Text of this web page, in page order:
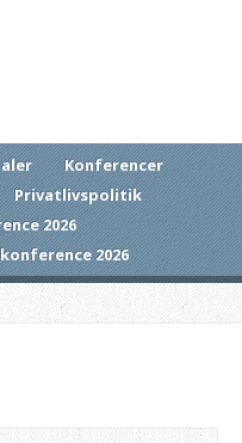
Konferencer
Privatlivspolitik
2026
2026